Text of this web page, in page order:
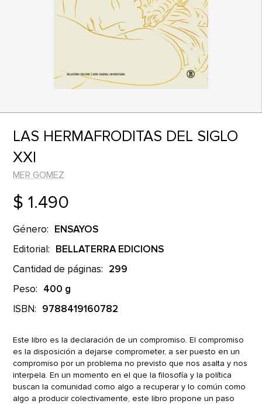
LAS HERMAFRODITAS DEL SIGLO
XXI
MER GOMEZ
$ 1.490
Género: ENSAYOS
Editorial: BELLATERRA EDICIONS
Cantidad de páginas: 299
Peso: 400 g
ISBN: 9788419160782
Este libro es la declaración de un compromiso. El compromiso
es la disposición a dejarse comprometer, a ser puesto en un
compromiso por un problema no previsto que nos asalta y nos
interpela. En un momento en el que la filosofía y la política
buscan la comunidad como algo a recuperar y lo común como
algo a producir colectivamente, este libro propone un paso